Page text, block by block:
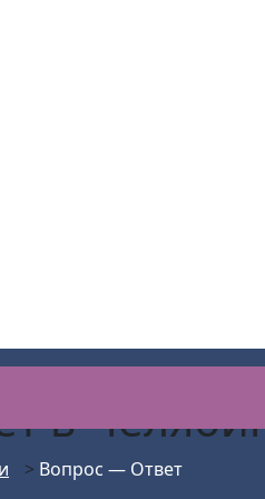
в
> Вопрос — Ответ